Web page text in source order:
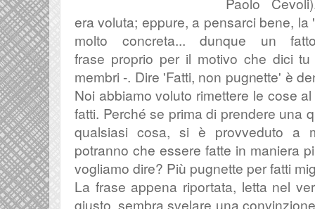
era voluta; eppure, a pensarci bene,
molto concreta... dunque un
frase proprio per il motivo che dici
membri -. Dire 'Fatti, non pugnette' è
Noi abbiamo voluto rimettere le cose
fatti. Perché se prima di prendere una
qualsiasi cosa, si è provveduto a
potranno che essere fatte in maniera
vogliamo dire? Più pugnette per fatti
La frase appena riportata, letta nel
giusto, sembra svelare una